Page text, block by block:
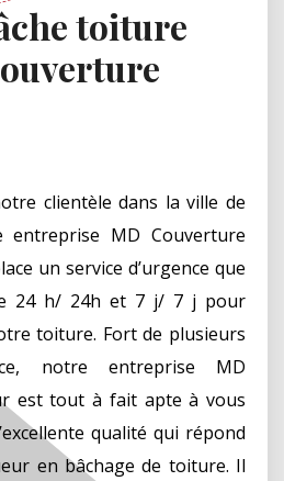
toiture
clientèle dans la ville de
entreprise MD Couverture
un service d’urgence que
24 h/ 24h et 7 j/ 7 j pour
toiture. Fort de plusieurs
notre entreprise MD
est tout à fait apte à vous
qualité qui répond
en bâchage de toiture. Il